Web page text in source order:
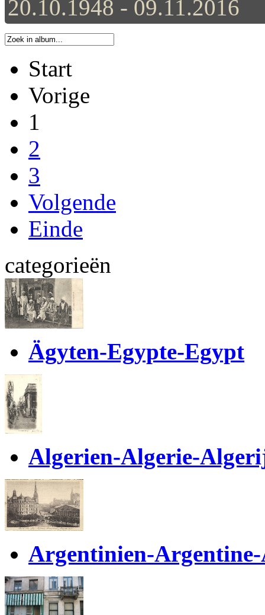
20.10.1948 - 09.11.2016
Start
Vorige
1
2
3
Volgende
Einde
categorieën
Ägyten-Egypte-Egypt
Algerien-Algerie-
Argentinien-